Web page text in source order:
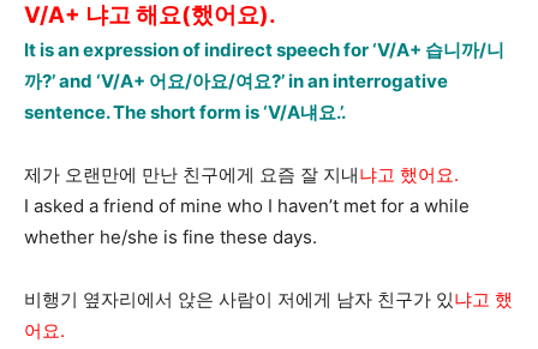
V/A+ 냐고 해요(했어요).
It is an expression of indirect speech for ‘V/A+ 습니까/니
까?’ and ‘V/A+ 어요/아요/여요?’ in an interrogative
sentence. The short form is ‘V/A냬요.’.
제가 오랜만에 만난 친구에게 요즘 잘 지내냐고 했어요.
I asked a friend of mine who I haven’t met for a while
whether he/she is fine these days.
비행기 옆자리에서 앉은 사람이 저에게 남자 친구가 있냐고 했
어요.